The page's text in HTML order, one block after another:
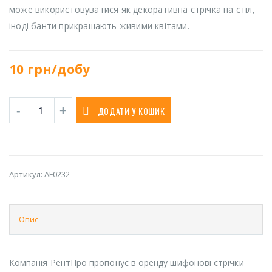
може використовуватися як декоративна стрічка на стіл,
іноді банти прикрашають живими квітами.
10 грн/добу
ДОДАТИ У КОШИК
Артикул: AF0232
Опис
Компанія РентПро пропонує в оренду шифонові стрічки